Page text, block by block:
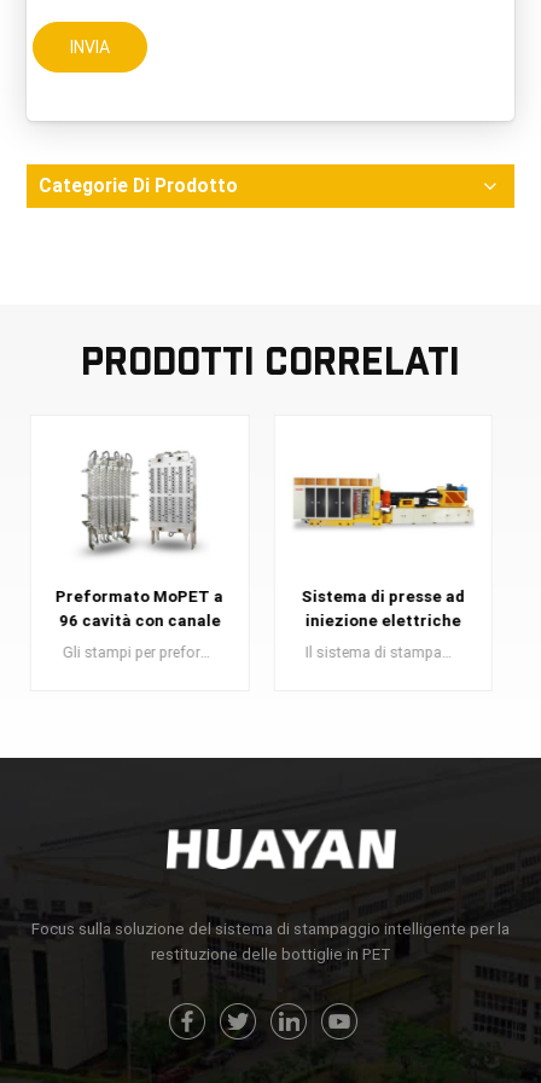
INVIA
Categorie Di Prodotto
Prodotti Correlati
Sistema di presse ad
iniezione elettriche
di fascia alta serie
Il sistema di stampaggio a iniezione di preforme PET di tipo servo elettrico della serie Eone è un modello di alta qualità a risparmio energetico adatto alla produzione di piccoli lotti.
Stampo Iniezione
Preforme Pet 48cav
SAPERNE DI PIÙ
Focus sulla soluzione del sistema di stampaggio intelligente per la
restituzione delle bottiglie in PET